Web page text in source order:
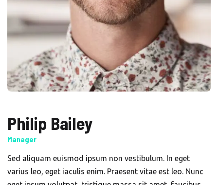
Philip Bailey
Manager
Sed aliquam euismod ipsum non vestibulum. In eget
varius leo, eget iaculis enim. Praesent vitae est leo. Nunc